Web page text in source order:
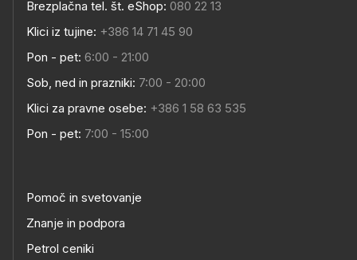
Brezplačna tel. št. eShop: 080 22 13
Klici iz tujine: +386 14 71 45 90
Pon - pet: 6:00 - 21:00
Sob, ned in prazniki: 7:00 - 20:00
Klici za pravne osebe: +386 1 58 63 535
Pon - pet: 7:00 - 15:00
Pomoč in svetovanje
Znanje in podpora
Petrol ceniki